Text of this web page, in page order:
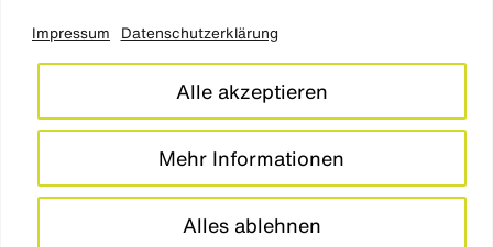
Impressum Datenschutzerklärung
Mehr Informationen
Alles ablehnen
Alle akzeptieren
impressum
datenschutz
cookie einstellungen
barrierefreiheitserklärung